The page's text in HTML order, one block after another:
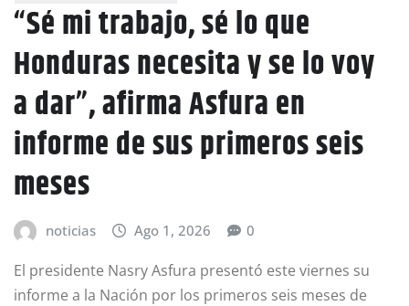
“Sé mi trabajo, sé lo que
Honduras necesita y se lo voy
a dar”, afirma Asfura en
informe de sus primeros seis
meses
noticias Ago 1, 2026 0
El presidente Nasry Asfura presentó este viernes su
informe a la Nación por los primeros seis meses de